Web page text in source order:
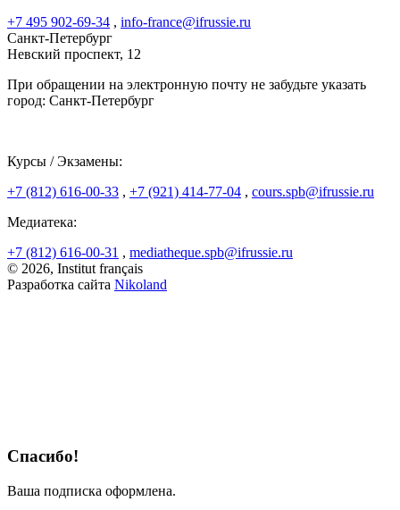
+7 495 902-69-34 , info-france@ifrussie.ru
Санкт-Петербург
Невский проспект, 12
При обращении на электронную почту не забудьте указать
город: Санкт-Петербург
Курсы / Экзамены:
+7 (812) 616-00-33 , +7 (921) 414-77-04 , cours.spb@ifrussie.ru
Медиатека:
+7 (812) 616-00-31 , mediatheque.spb@ifrussie.ru
© 2026, Institut français
Разработка сайта Nikoland
Спасибо!
Ваша подписка оформлена.